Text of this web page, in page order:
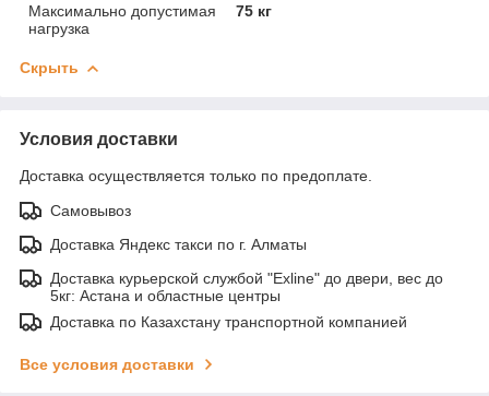
Максимально допустимая
нагрузка
75 кг
Скрыть
Условия доставки
Доставка осуществляется только по предоплате.
Самовывоз
Доставка Яндекс такси по г. Алматы
Доставка курьерской службой "Exline" до двери, вес до
5кг: Астана и областные центры
Доставка по Казахстану транспортной компанией
Все условия доставки